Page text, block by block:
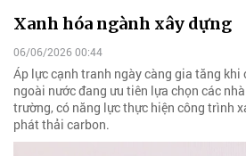
Xanh hóa ngành xây dựng
06/06/2026 00:44
Áp lực cạnh tranh ngày càng gia tăng khi
ngoài nước đang ưu tiên lựa chọn các
trường, có năng lực thực hiện công trình
phát thải carbon.